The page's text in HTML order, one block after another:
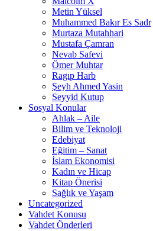
Metin Yüksel
Muhammed Bakır Es Sadr
Murtaza Mutahhari
Mustafa Çamran
Nevab Safevi
Ömer Muhtar
Ragıp Harb
Şeyh Ahmed Yasin
Seyyid Kutup
Sosyal Konular
Ahlak – Aile
Bilim ve Teknoloji
Edebiyat
Eğitim – Sanat
İslam Ekonomisi
Kadın ve Hicap
Kitap Önerisi
Sağlık ve Yaşam
Uncategorized
Vahdet Konusu
Vahdet Önderleri